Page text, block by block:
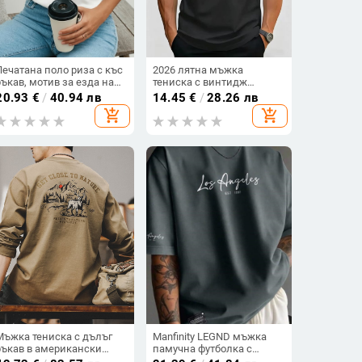
поло риза с къс
мотив за езда на
и флорални детайли
€ / 40.94 лв
add_shopping_cart
2026 лятна мъжка
тениска с винтидж
цветово блокиране и
принт на планини и гора,
къс ръкав, кръгло
деколте, универсален
14.45 € /28.26 лв
add_shopping_cart
тениска с дълъг
в американски
Manfinity LEGND мъжка
памучна футболка с